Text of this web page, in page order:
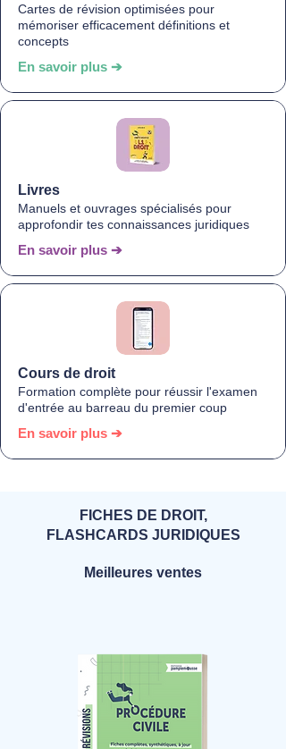
Cartes de révision optimisées pour
mémoriser efficacement définitions et
concepts
En savoir plus ➔
Livres
Manuels et ouvrages spécialisés pour
approfondir tes connaissances juridiques
En savoir plus ➔
Cours de droit
Formation complète pour réussir l'examen
d'entrée au barreau du premier coup
En savoir plus ➔
FICHES DE DROIT,
FLASHCARDS JURIDIQUES
Meilleures ventes